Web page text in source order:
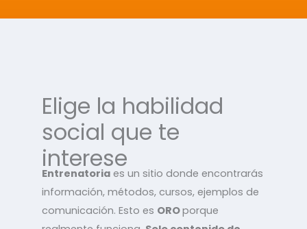
Elige la habilidad
social que te
interese
Entrenatoria es un sitio donde encontrarás
información, métodos, cursos, ejemplos de
comunicación. Esto es OROporque